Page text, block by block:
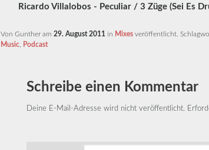
Ricardo Villalobos - Peculiar / 3 Züge (Sei Es
Von Gunther am 29. August 2011 in Mixesveröffentlicht.
Music, Podcast
Schreibe einen Kommentar
Deine E-Mail-Adresse wird nicht veröffentlicht.